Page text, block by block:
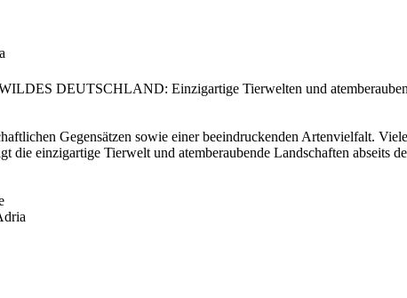
DEUTSCHLAND: Einzigartige Tierwelten und
Gegensätzen sowie einer beeindruckenden Artenvielfalt.
einzigartige Tierwelt und atemberaubende Landschaften abseits